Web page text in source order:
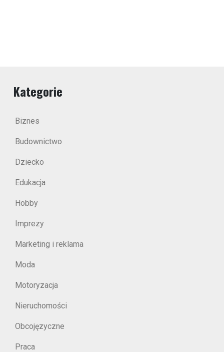
Kategorie
Biznes
Budownictwo
Dziecko
Edukacja
Hobby
Imprezy
Marketing i reklama
Moda
Motoryzacja
Nieruchomości
Obcojęzyczne
Praca